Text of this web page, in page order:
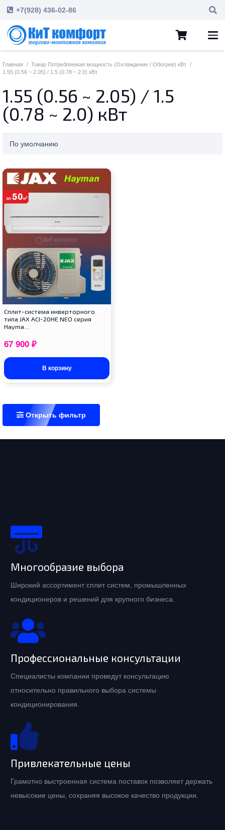
+7(928) 436-02-86
Главная / Товар Потребляемая мощность (Охлаждение / Обогрев) кВт /
1.55 (0.56 ~ 2.05) / 1.5 (0.78 ~ 2.0) кВт
1.55 (0.56 ~ 2.05) / 1.5
(0.78 ~ 2.0) кВт
Сплит-система инверторного
типа JAX ACI-20HE NEO серия
Hayma…
67 900 ₽
В корзину
Открыть фильтр
Многообразие выбора
Широкий ассортимент сплит систем, промышленных
кондиционеров и решений для крупного бизнеса.
Профессиональные консультации
Специалисты компании проведут консультацию
относительно правильного выбора системы
кондиционирования.
Привлекательные цены
Грамотно выстроенная система поставок позволяет держать
невысокие цены, сохраняя высокое качество продукции.